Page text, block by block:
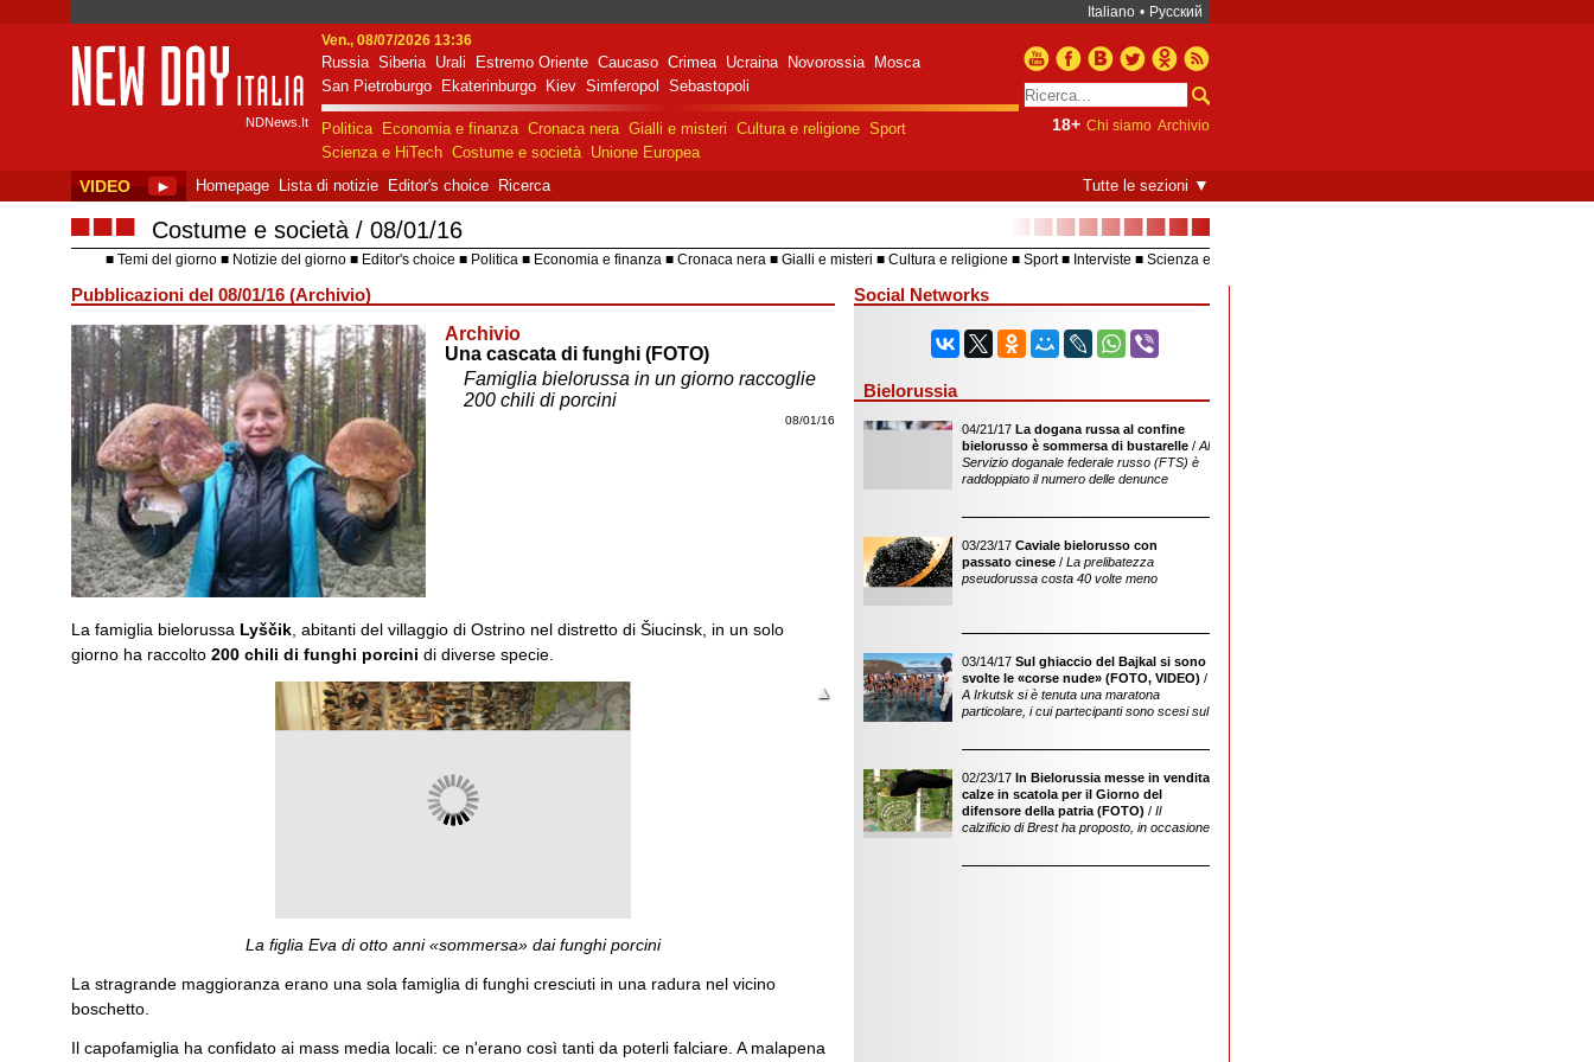
Italiano • Русский
New Day Italia
NDNews.It
Ven., 08/07/2026 13:36
Russia Siberia Urali Estremo Oriente Caucaso Crimea Ucraina Novorossia
Mosca
San Pietroburgo
Ekaterinburgo Kiev Simferopol Sebastopoli
Politica Economia e finanza Cronaca nera Gialli e misteri Cultura e religione Sport
Scienza e HiTech Costume e società Unione Europea
18+ Chi siamo Archivio
VIDEO ► Homepage Lista di notizie Editor's choice Ricerca Tutte le sezioni ▼
■■■ Costume e società 08/01/16 ■■■■■■■■■
Temi del giorno Notizie del giorno Editor's choice Politica Economia e finanza Cronaca nera Gialli e misteri Cultura e religione Sport Interviste
Scienza e
Pubblicazioni del 08/01/16 (Archivio)
Archivio
Una cascata di funghi (FOTO)
Famiglia bielorussa in un giorno raccoglie
200 chili di porcini
08/01/16
La famiglia bielorussa Lyščik, abitanti del villaggio di Ostrino nel distretto di Šiucinsk, in un solo
giorno ha raccolto 200 chili di funghi porcini di diverse specie.
▲
▼
La figlia Eva di otto anni «sommersa» dai funghi porcini
La stragrande maggioranza erano una sola famiglia di funghi cresciuti in una radura nel vicino
boschetto.
Il capofamiglia ha confidato ai mass media locali: ce n'erano così tanti da poterli falciare. A malapena
Social Networks
Bielorussia
04/21/17 La dogana russa al confine
bielorusso è sommersa di bustarelle/ Al
Servizio doganale federale russo (FTS) è
raddoppiato il numero delle denunce
03/23/17 Caviale bielorusso con
passato cinese/ La prelibatezza
pseudorussa costa 40 volte meno
03/14/17 Sul ghiaccio del Bajkal si sono
svolte le «corse nude» (FOTO, VIDEO) /
A Irkutsk si è tenuta una maratona
particolare, i cui partecipanti sono scesi sul
02/23/17 In Bielorussia messe in vendita
calze in scatola per il Giorno del
difensore della patria (FOTO) / Il
calzificio di Brest ha proposto, in occasione